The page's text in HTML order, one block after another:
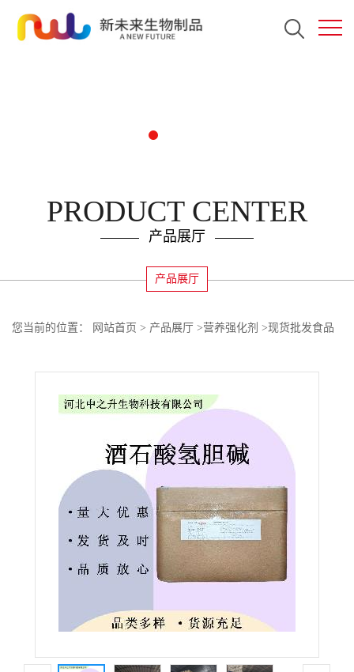
PRODUCT CENTER
产品展厅
产品展厅
您当前的位置： 网站首页 > 产品展厅 >营养强化剂 >现货批发食品